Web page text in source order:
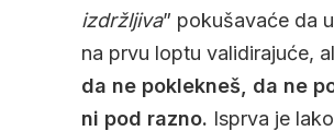
izdržljiva” pokušavaće da
na prvu loptu validirajuće,
da ne poklekneš, da ne
ni pod razno. Isprva je